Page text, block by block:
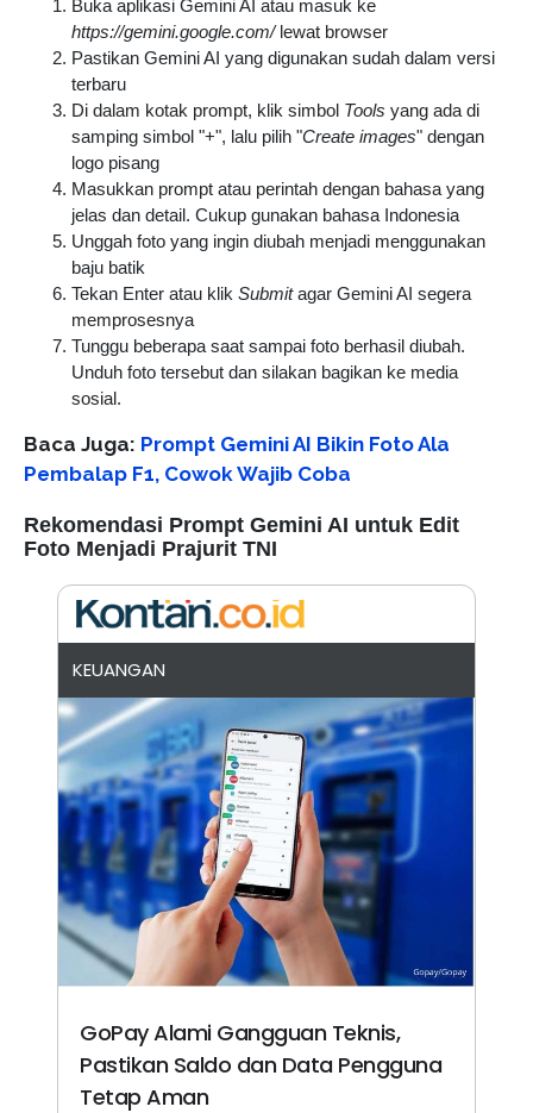
Buka aplikasi Gemini AI atau masuk ke
https://gemini.google.com/ lewat browser
Pastikan Gemini AI yang digunakan sudah dalam versi
terbaru
Di dalam kotak prompt, klik simbol Tools yang ada di
samping simbol "+", lalu pilih "Create images" dengan
logo pisang
Masukkan prompt atau perintah dengan bahasa yang
jelas dan detail. Cukup gunakan bahasa Indonesia
Unggah foto yang ingin diubah menjadi menggunakan
baju batik
Tekan Enter atau klik Submitagar Gemini AI segera
memprosesnya
Tunggu beberapa saat sampai foto berhasil diubah.
Unduh foto tersebut dan silakan bagikan ke media
sosial.
Baca Juga: Prompt Gemini AI Bikin Foto Ala
Pembalap F1, Cowok Wajib Coba
Rekomendasi Prompt Gemini AI untuk Edit
Foto Menjadi Prajurit TNI
KEUANGAN
GoPay Alami Gangguan Teknis,
Pastikan Saldo dan Data Pengguna
Tetap Aman